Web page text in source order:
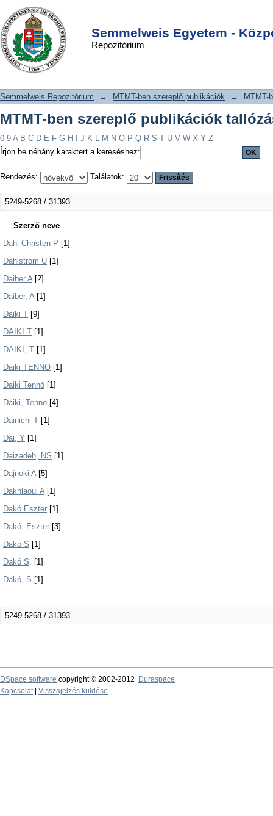
Semmelweis Egyetem -
Repozitórium
MTMT-ben szereplő publikációk
tallózása szerző szerint
DSpace/Manakin Repository
Semmelweis Repozitórium → MTMT-ben szereplő publikációk → MTMT-
MTMT-ben szereplő publikációk
0-9 A B C D E F G H J K L M N O P Q R S T U V W X Y Z
Írjon be néhány karaktert a kereséshez:
Rendezés: Találatok:
5249-5268 / 31393
Szerző neve
Dahl Christen P [1]
Dahlstrom U [1]
Daiber A[2]
Daiber, A[1]
Daiki T [9]
DAIKI T [1]
DAIKI, T [1]
Daiki TENNO [1]
Daiki Tennó [1]
Daiki, Tenno [4]
Dainichi T [1]
Dai, Y [1]
Daizadeh, NS [1]
Dajnoki A[5]
Dakhlaoui A[1]
Dakó Eszter [1]
Dakó, Eszter [3]
Dakó S [1]
Dakó S, [1]
Dakó, S [1]
5249-5268 / 31393
DSpace software copyright © 2002-2012
Duraspace
Kapcsolat| Visszajelzés küldése